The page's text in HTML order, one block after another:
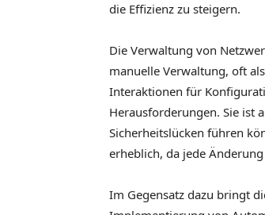
die Effizienz zu steigern.
Die Verwaltung von
manuelle Verwaltung, oft
Interaktionen für
Herausforderungen. Sie ist
Sicherheitslücken führen
erheblich, da jede
Im Gegensatz dazu bringt